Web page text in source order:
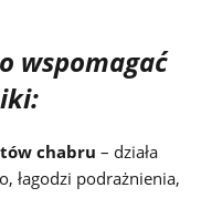
wspomagać
chabru – działa
łagodzi podrażnienia,